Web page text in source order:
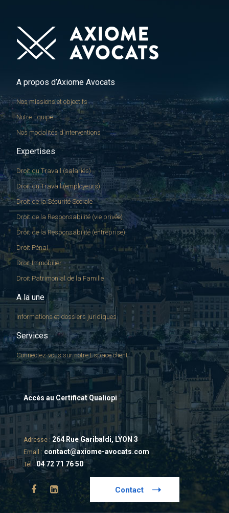
A propos d’Axiome Avocats
Nos missions et objectifs
Notre Equipe
Nos modalités d’interventions
Expertises
Droit du Travail (salariés)
Droit du Travail (employeurs)
Droit de la Sécurité Sociale
Droit de la Responsabilité (vie privée)
Droit de la Responsabilité (entreprise)
Droit Pénal
Droit Immobilier
Droit Patrimonial de la Famille
A la une
Informations et dossiers juridiques
Services
Connectez-vous sur notre Espace client
Accès au Certificat Qualiopi
Adresse : 264 Rue Garibaldi, LYON 3
Email :contact@axiome-avocats.com
Tél :04 72 71 76 50
Contact